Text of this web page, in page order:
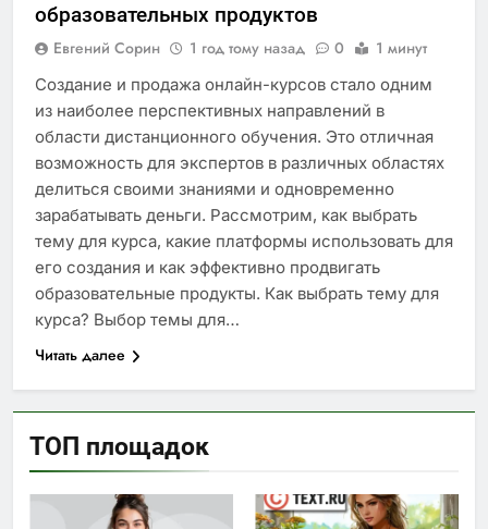
ТОП площадок
образовательных продуктов
Евгений Сорин 1 год тому назад 0 1 минут
Создание и продажа онлайн-курсов стало одним
из наиболее перспективных направлений в
области дистанционного обучения. Это отличная
возможность для экспертов в различных областях
делиться своими знаниями и одновременно
зарабатывать деньги. Рассмотрим, как выбрать
тему для курса, какие платформы использовать для
его создания и как эффективно продвигать
образовательные продукты. Как выбрать тему для
курса? Выбор темы для…
Читать далее